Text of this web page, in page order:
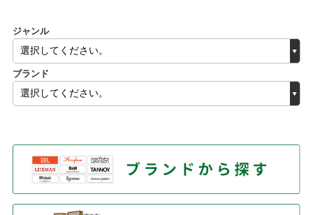
ジャンル
ブランド